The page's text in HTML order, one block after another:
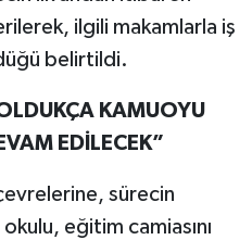
ilgili makamlarla iş
belirtildi.
KAMUOYU
EDİLECEK”
sürecin
eğitim camiasını